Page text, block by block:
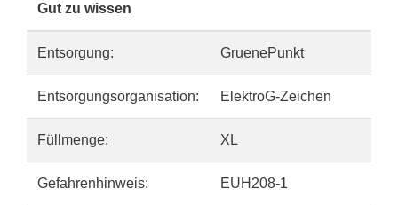
Gut zu wissen
Entsorgung: GruenePunkt
Entsorgungsorganisation: ElektroG-Zeichen
Füllmenge: XL
Gefahrenhinweis: EUH208-1